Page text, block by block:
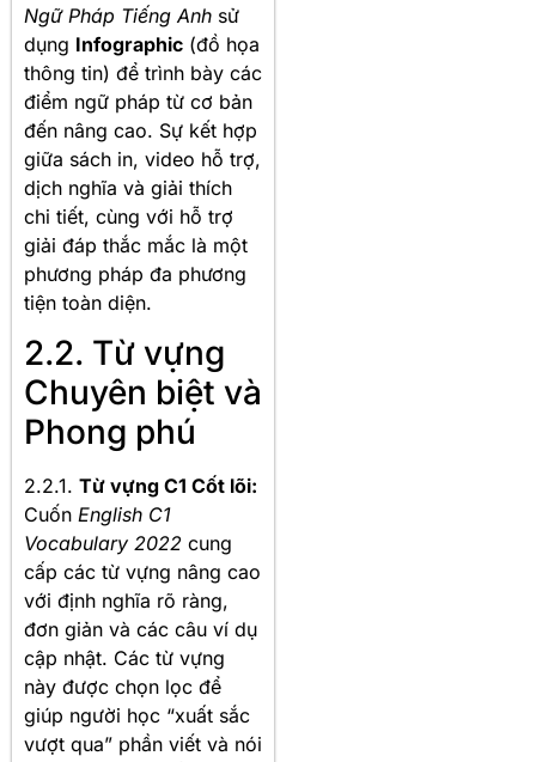
Ngữ Pháp Tiếng Anh sử
dụng Infographic (đồ họa
thông tin) để trình bày các
điểm ngữ pháp từ cơ bản
đến nâng cao. Sự kết hợp
giữa sách in, video hỗ trợ,
dịch nghĩa và giải thích
chi tiết, cùng với hỗ trợ
giải đáp thắc mắc là một
phương pháp đa phương
tiện toàn diện.
2.2. Từ vựng
Chuyên biệt và
Phong phú
2.2.1. Từ vựng C1 Cốt lõi:
Cuốn English C1
Vocabulary 2022 cung
cấp các từ vựng nâng cao
với định nghĩa rõ ràng,
đơn giản và các câu ví dụ
cập nhật. Các từ vựng
này được chọn lọc để
giúp người học “xuất sắc
vượt qua” phần viết và nói